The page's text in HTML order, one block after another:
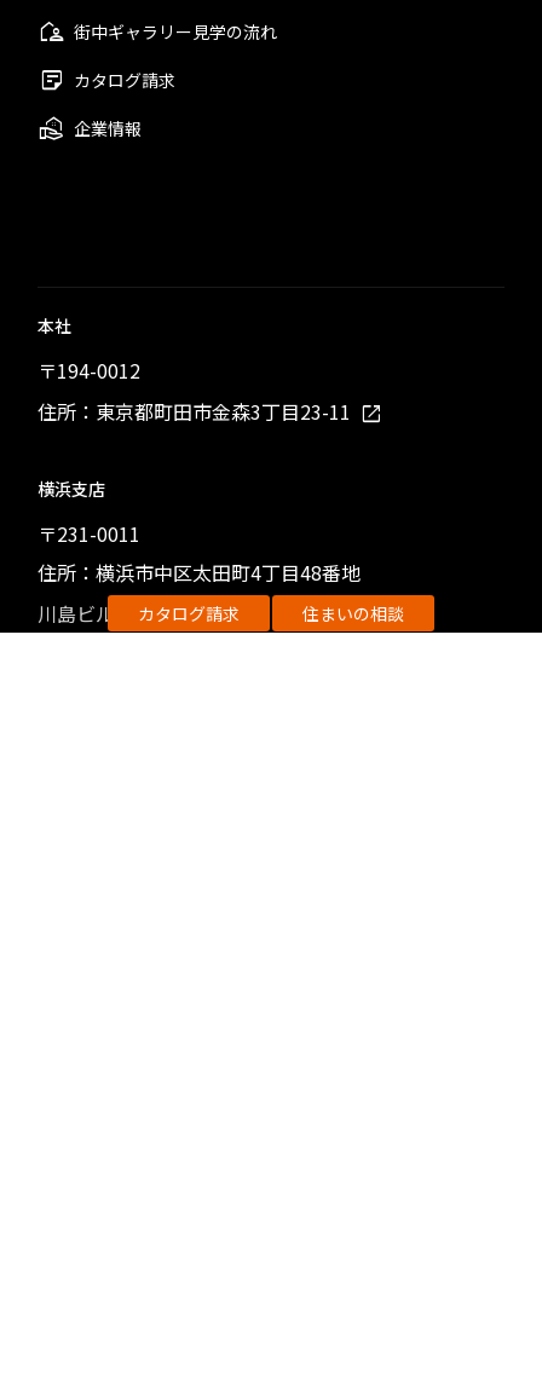
街中ギャラリー見学の流れ
カタログ請求
企業情報
本社
〒194-0012
住所：東京都町田市金森3丁目23-11
横浜支店
〒231-0011
住所：横浜市中区太田町4丁目48番地
川島ビル5階カタログ請求 住まいの相談